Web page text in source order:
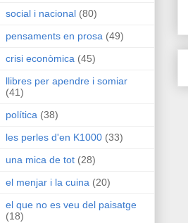
social i nacional (80)
pensaments en prosa (49)
crisi econòmica (45)
llibres per apendre i somiar
(41)
política (38)
les perles d'en K1000 (33)
una mica de tot (28)
el menjar i la cuina (20)
el que no es veu del paisatge
(18)